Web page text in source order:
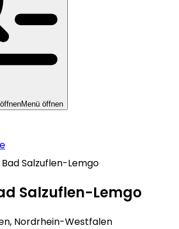
Menü öffnen
Salzuflen-Lemgo
Salzuflen-Lemgo
Nordrhein-Westfalen